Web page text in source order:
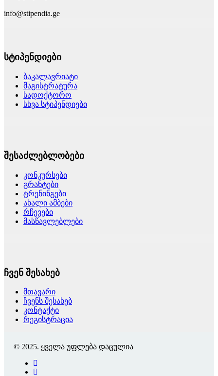
info@stipendia.ge
სტიპენდიები
ბაკალავრიატი
მაგისტრატურა
სადოქტორო
სხვა სტიპენდიები
შესაძლებლობები
კონკურსები
გრანტები
ტრენინგები
ახალი ამბები
რჩევები
მასწავლებლები
ჩვენ შესახებ
მთავარი
ჩვენს შესახებ
კონტაქტი
რეგისტრაცია
© 2025. ყველა უფლება დაცულია